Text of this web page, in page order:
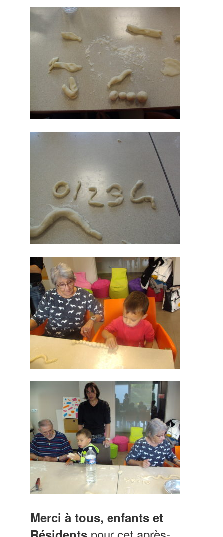
Merci à tous, enfants et